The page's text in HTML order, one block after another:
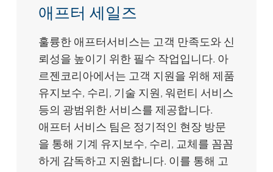
애프터 세일즈
훌륭한 애프터서비스는 고객 만족도와 신
뢰성을 높이기 위한 필수 작업입니다. 아
르젠코리아에서는 고객 지원을 위해 제품
유지보수, 수리, 기술 지원, 워런티 서비스
등의 광범위한 서비스를 제공합니다.
애프터 서비스 팀은 정기적인 현장 방문
을 통해 기계 유지보수, 수리, 교체를 꼼꼼
하게 감독하고 지원합니다. 이를 통해 고